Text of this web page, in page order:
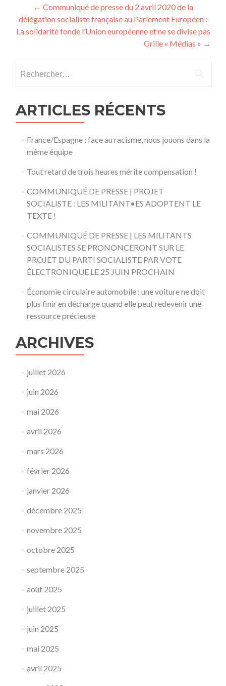
Navigation
de
← Communiqué de presse du 2 avril 2020 de la
délégation socialiste française au Parlement Européen :
La solidarité fonde l’Union européenne et ne se divise pas
Grille « Médias » →
ARTICLES RÉCENTS
France/Espagne : face au racisme, nous jouons dans la
même équipe
Tout retard de trois heures mérite compensation !
COMMUNIQUÉ DE PRESSE | PROJET
SOCIALISTE : LES MILITANT•ES ADOPTENT LE
TEXTE !
COMMUNIQUÉ DE PRESSE | LES MILITANTS
SOCIALISTES SE PRONONCERONT SUR LE
PROJET DU PARTI SOCIALISTE PAR VOTE
ÉLECTRONIQUE LE 25 JUIN PROCHAIN
Économie circulaire automobile : une voiture ne doit
plus finir en décharge quand elle peut redevenir une
ressource précieuse
ARCHIVES
juillet 2026
juin 2026
mai 2026
avril 2026
mars 2026
février 2026
janvier 2026
décembre 2025
novembre 2025
octobre 2025
septembre 2025
août 2025
juillet 2025
juin 2025
mai 2025
avril 2025